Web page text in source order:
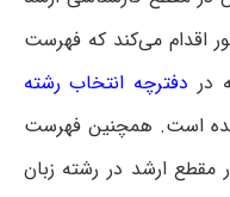
اقدام می‌کند که فهرست
در دفترچه انتخاب رشته
است. همچنین فهرست
مقطع ارشد در رشته زبان